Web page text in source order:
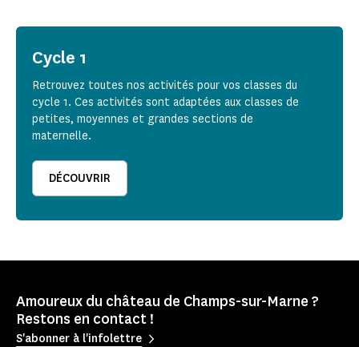
Cycle 1
Retrouvez toutes nos activités pour vos classes du
cycle 1. Ces activités sont adaptées aux classes de
petites, moyennes et grandes sections de
maternelle.
DÉCOUVRIR
Amoureux du château de Champs-sur-Marne ?
Restons en contact !
S'abonner à l'infolettre